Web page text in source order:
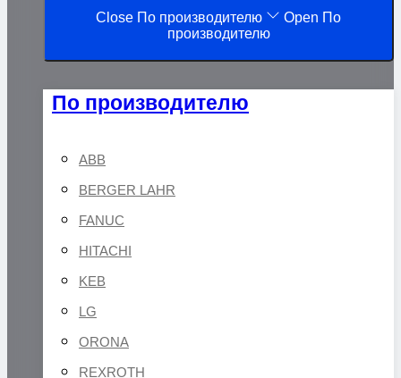
Close По производителю
Open По
производителю
По производителю
ABB
BERGER LAHR
FANUC
HITACHI
KEB
LG
ORONA
REXROTH